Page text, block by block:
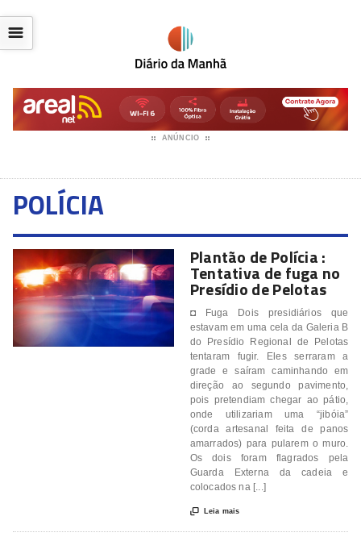
ANÚNCIO
☰
POLÍCIA
Plantão de Polícia :
Tentativa de fuga no
Presídio de Pelotas
◘ Fuga Dois presidiários que
estavam em uma cela da Galeria B
do Presídio Regional de Pelotas
tentaram fugir. Eles serraram a
grade e saíram caminhando em
direção ao segundo pavimento,
pois pretendiam chegar ao pátio,
onde utilizariam uma “jibóia”
(corda artesanal feita de panos
amarrados) para pularem o muro.
Os dois foram flagrados pela
Guarda Externa da cadeia e
colocados na [...]
 Leia mais